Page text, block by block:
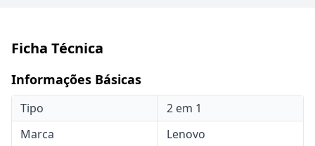
Ficha Técnica
Informações Básicas
Tipo
2 em 1
Marca
Lenovo